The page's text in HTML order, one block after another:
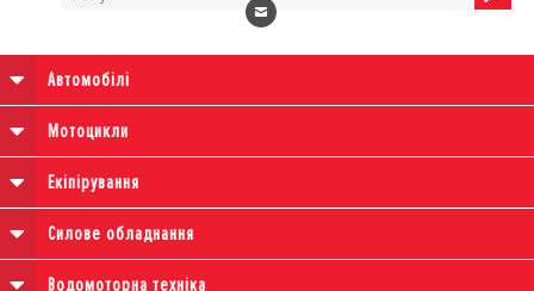
Автомобілі
Мотоцикли
Екіпірування
Силове обладнання
Водомоторна техніка